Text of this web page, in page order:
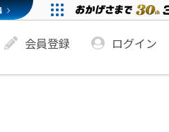
会員登録 ログイン